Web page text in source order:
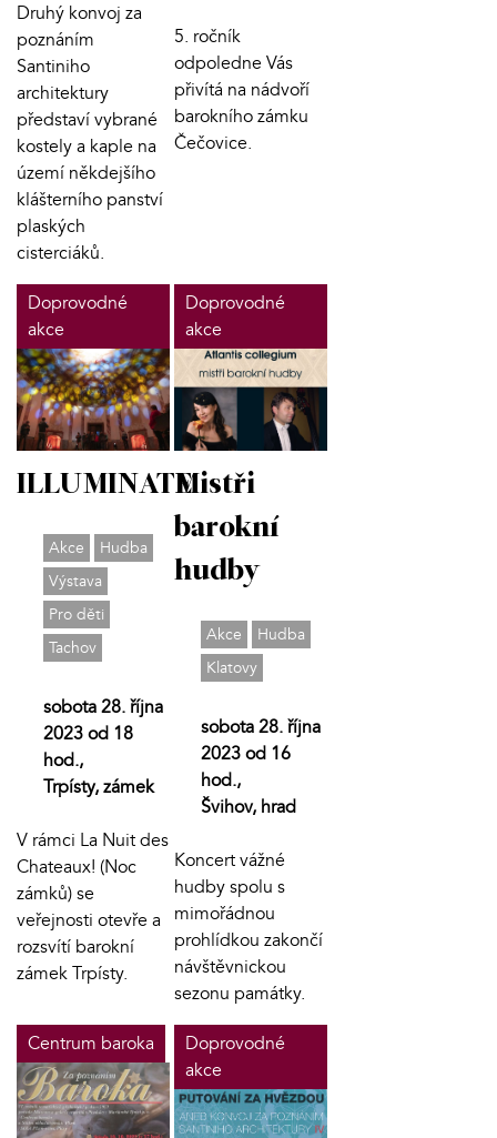
Druhý konvoj za
poznáním
Santiniho
architektury
představí vybrané
kostely a kaple na
území někdejšího
klášterního panství
plaských
cisterciáků.
5. ročník
odpoledne Vás
přivítá na nádvoří
barokního zámku
Čečovice.
Doprovodné
akce
ILLUMINATE
Akce
Hudba
Výstava
Pro děti
Tachov
sobota 28. října
2023 od 18
hod.,
Trpísty, zámek
V rámci La Nuit des
Chateaux! (Noc
zámků) se
veřejnosti otevře a
rozsvítí barokní
zámek Trpísty.
Doprovodné
akce
Mistři
barokní
hudby
Akce
Hudba
Klatovy
sobota 28. října
2023 od 16
hod.,
Švihov, hrad
Koncert vážné
hudby spolu s
mimořádnou
prohlídkou zakončí
návštěvnickou
sezonu památky.
Centrum baroka
Doprovodné
akce